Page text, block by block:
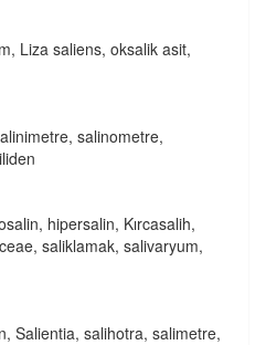
Liza saliens, oksalik asit,
salinometre,
hipersalin, Kırcasalih,
saliklamak, salivaryum,
Salientia, salihotra, salimetre,